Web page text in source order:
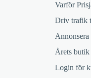
Varför
Driv trafik
Årets
Login för